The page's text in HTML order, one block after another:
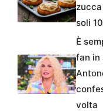
soli
È
fan in
volta